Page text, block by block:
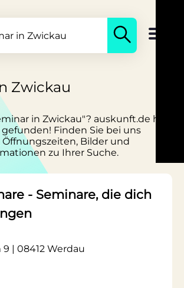
Zwickau
in Zwickau"? auskunft.de hat
gefunden! Finden Sie bei uns
Bilder und
zu Ihrer Suche.
- Seminare, die dich
| 08412 Werdau